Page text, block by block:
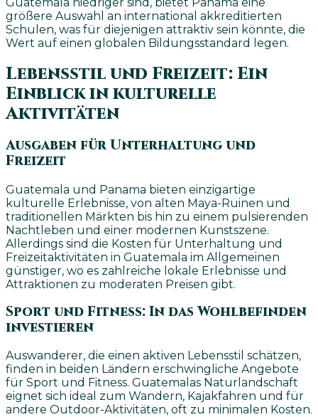
Guatemala niedriger sind, bietet Panama eine
größere Auswahl an international akkreditierten
Schulen, was für diejenigen attraktiv sein könnte, die
Wert auf einen globalen Bildungsstandard legen.
Lebensstil und Freizeit: Ein
Einblick in kulturelle
Aktivitäten
Ausgaben für Unterhaltung und
Freizeit
Guatemala und Panama bieten einzigartige
kulturelle Erlebnisse, von alten Maya-Ruinen und
traditionellen Märkten bis hin zu einem pulsierenden
Nachtleben und einer modernen Kunstszene.
Allerdings sind die Kosten für Unterhaltung und
Freizeitaktivitäten in Guatemala im Allgemeinen
günstiger, wo es zahlreiche lokale Erlebnisse und
Attraktionen zu moderaten Preisen gibt.
Sport und Fitness: In das Wohlbefinden
investieren
Auswanderer, die einen aktiven Lebensstil schätzen,
finden in beiden Ländern erschwingliche Angebote
für Sport und Fitness. Guatemalas Naturlandschaft
eignet sich ideal zum Wandern, Kajakfahren und für
andere Outdoor-Aktivitäten, oft zu minimalen Kosten.